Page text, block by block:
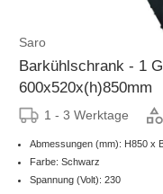
Saro
Barkühlschrank - 1
600x520x(h)850mm
1 - 3 Werktage
Abmessungen (mm): H850 x
Farbe: Schwarz
Spannung (Volt): 230